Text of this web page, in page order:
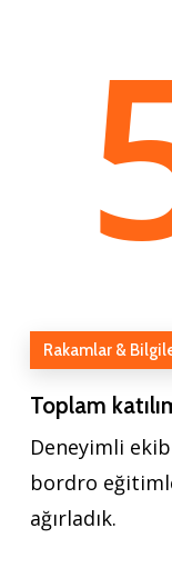
Rakamlar &
Toplam
Deneyimli
bordro
ağırladık.